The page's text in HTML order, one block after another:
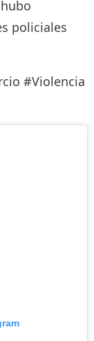
policiales
#Violencia